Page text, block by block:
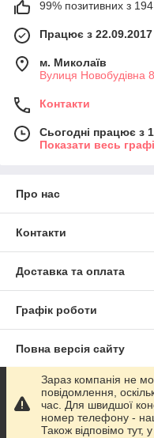
99% позитивних з 194
Працює з 22.09.2017
м. Миколаїв
Вулиця Новобудівна
Контакти
Сьогодні працює з
Показати весь
Про нас
Контакти
Доставка та оплата
Графік роботи
Повна версія сайту
Сайт створено на
Політика
Зараз компанія не
повідомлення,
час. Для швидшої
номер телефону -
Також відповімо тут,